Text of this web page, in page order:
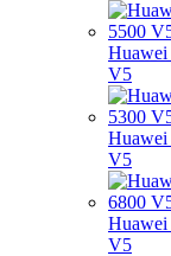
Huawei
V5
Huawei
V5
Huawei
V5